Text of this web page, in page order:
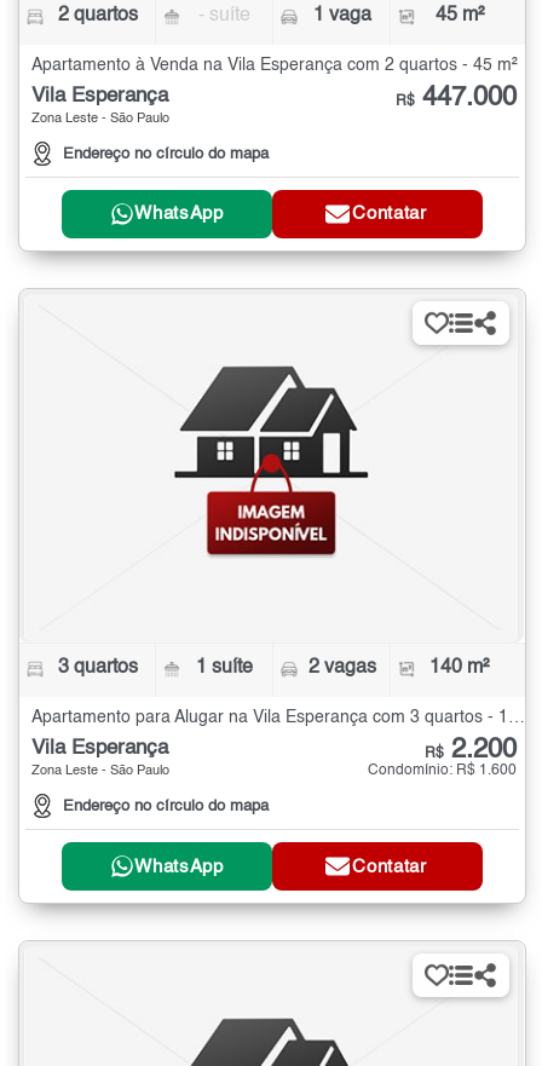
2 quartos - suíte 1 vaga 45 m²
Apartamento à Venda na Vila Esperança com 2 quartos - 45 m²
Vila Esperança
Zona Leste - São Paulo
Endereço no círculo do mapa
R$ 447.000
WhatsApp Contatar
3 quartos 1 suíte 2 vagas 140 m²
Apartamento para Alugar na Vila Esperança com 3 quartos - 140 m²
Vila Esperança
Zona Leste - São Paulo
Endereço no círculo do mapa
R$ 2.200
Condomínio: R$ 1.600
WhatsApp Contatar